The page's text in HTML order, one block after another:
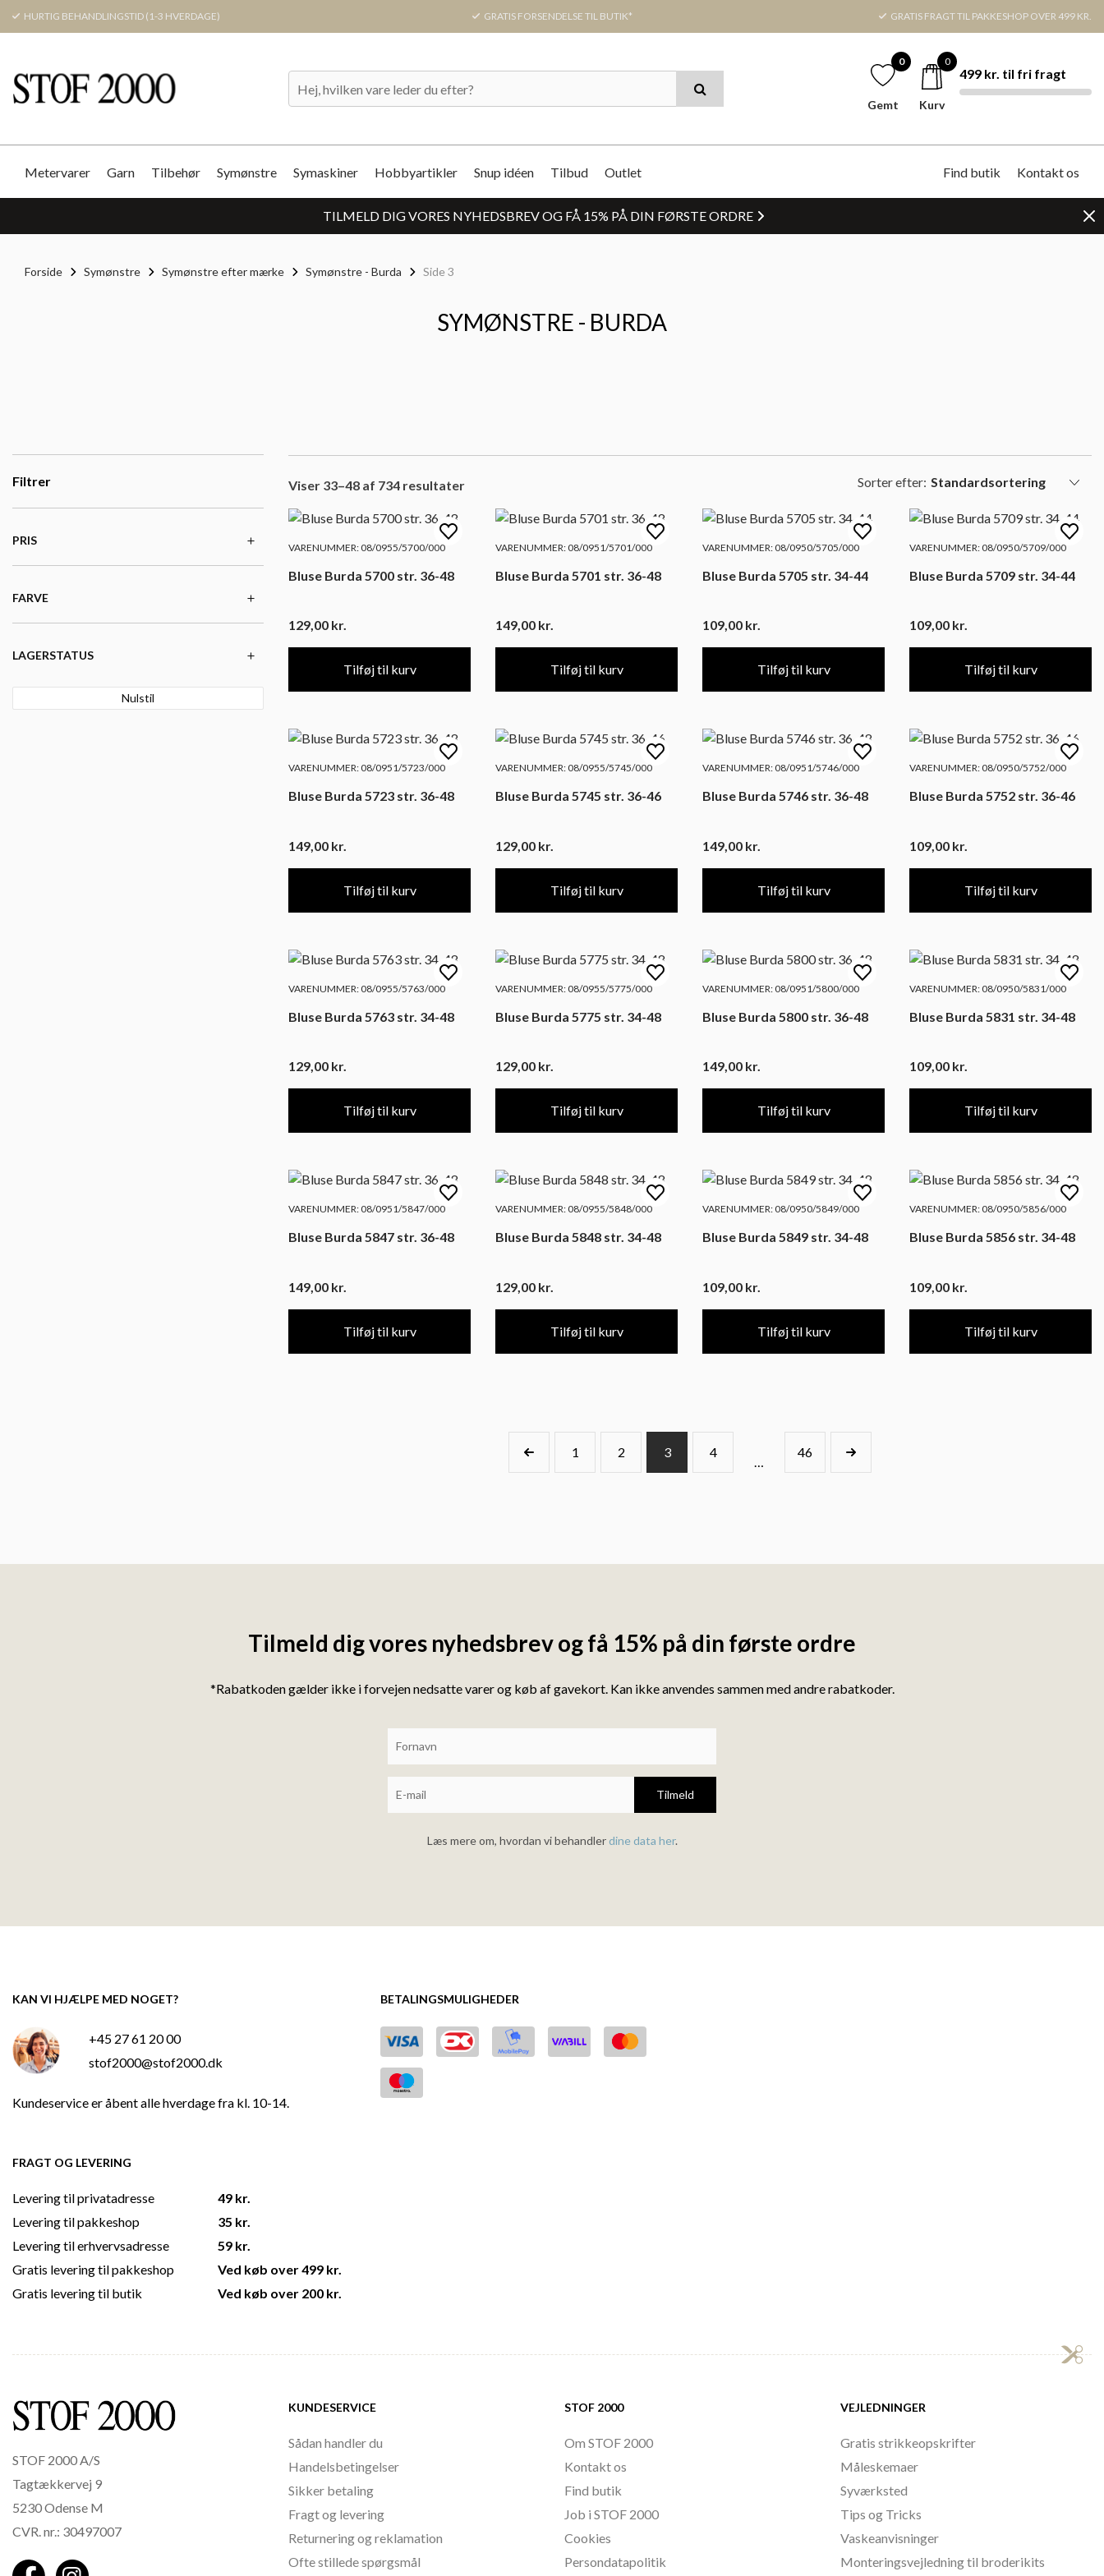
HURTIG BEHANDLINGSTID (1-3 HVERDAGE) GRATIS FORSENDELSE TIL BUTIK* GRATIS FRAGT TIL PAKKESHOP OVER 499 KR.
0
Gemt
0
Kurv
499 kr. til fri fragt
Metervarer Garn Tilbehør Symønstre Symaskiner Hobbyartikler Snup idéen Tilbud Outlet Find butik Kontakt os
TILMELD DIG VORES NYHEDSBREV OG FÅ 15% PÅ DIN FØRSTE ORDRE
Forside Symønstre Symønstre efter mærke Symønstre - Burda Side 3
SYMØNSTRE - BURDA
Filtrer
PRIS
FARVE
LAGERSTATUS
Nulstil
Viser 33–48 af 734 resultater Sorter efter:
VARENUMMER: 08/0955/5700/000
Bluse Burda 5700 str. 36-48
129,00 kr.
Tilføj til kurv
VARENUMMER: 08/0951/5701/000
Bluse Burda 5701 str. 36-48
149,00 kr.
Tilføj til kurv
VARENUMMER: 08/0950/5705/000
Bluse Burda 5705 str. 34-44
109,00 kr.
Tilføj til kurv
VARENUMMER: 08/0950/5709/000
Bluse Burda 5709 str. 34-44
109,00 kr.
Tilføj til kurv
VARENUMMER: 08/0951/5723/000
Bluse Burda 5723 str. 36-48
149,00 kr.
Tilføj til kurv
VARENUMMER: 08/0955/5745/000
Bluse Burda 5745 str. 36-46
129,00 kr.
Tilføj til kurv
VARENUMMER: 08/0951/5746/000
Bluse Burda 5746 str. 36-48
149,00 kr.
Tilføj til kurv
VARENUMMER: 08/0950/5752/000
Bluse Burda 5752 str. 36-46
109,00 kr.
Tilføj til kurv
VARENUMMER: 08/0955/5763/000
Bluse Burda 5763 str. 34-48
129,00 kr.
Tilføj til kurv
VARENUMMER: 08/0955/5775/000
Bluse Burda 5775 str. 34-48
129,00 kr.
Tilføj til kurv
VARENUMMER: 08/0951/5800/000
Bluse Burda 5800 str. 36-48
149,00 kr.
Tilføj til kurv
VARENUMMER: 08/0950/5831/000
Bluse Burda 5831 str. 34-48
109,00 kr.
Tilføj til kurv
VARENUMMER: 08/0951/5847/000
Bluse Burda 5847 str. 36-48
149,00 kr.
Tilføj til kurv
VARENUMMER: 08/0955/5848/000
Bluse Burda 5848 str. 34-48
129,00 kr.
Tilføj til kurv
VARENUMMER: 08/0950/5849/000
Bluse Burda 5849 str. 34-48
109,00 kr.
Tilføj til kurv
VARENUMMER: 08/0950/5856/000
Bluse Burda 5856 str. 34-48
109,00 kr.
Tilføj til kurv
1 2 3 4 46
Tilmeld dig vores nyhedsbrev og få 15% på din første ordre
*Rabatkoden gælder ikke i forvejen nedsatte varer og køb af gavekort. Kan ikke anvendes sammen med andre rabatkoder.
Tilmeld
Læs mere om, hvordan vi behandlerdine data her.
KAN VI HJÆLPE MED NOGET?
+45 27 61 20 00
stof2000@stof2000.dk
Kundeservice er åbent alle hverdage fra kl. 10-14.
BETALINGSMULIGHEDER
FRAGT OG LEVERING
Levering til privatadresse
Levering til pakkeshop
Levering til erhvervsadresse
Gratis levering til pakkeshop
Gratis levering til butik
49 kr.
35 kr.
59 kr.
Ved køb over 499 kr.
Ved køb over 200 kr.
STOF 2000 A/S
Tagtækkervej 9
5230 Odense M
CVR. nr.: 30497007
KUNDESERVICE
Sådan handler du
Handelsbetingelser
Sikker betaling
Fragt og levering
Returnering og reklamation
Ofte stillede spørgsmål
STOF 2000
Om STOF 2000
Kontakt os
Find butik
Job i STOF 2000
Cookies
Persondatapolitik
VEJLEDNINGER
Gratis strikkeopskrifter
Måleskemaer
Syværksted
Tips og Tricks
Vaskeanvisninger
Monteringsvejledning til broderikits